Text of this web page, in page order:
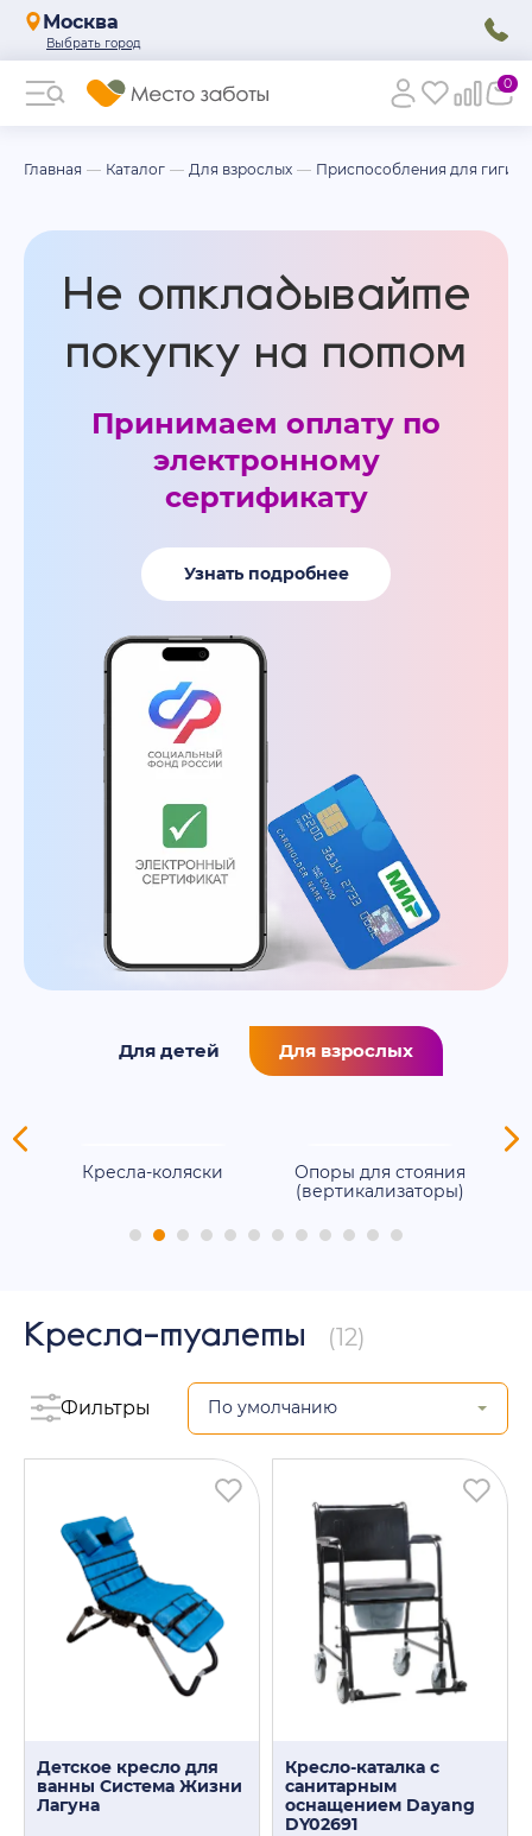
Москва
0
Главная Каталог Для взрослых Приспособления для
Не откладывайте
покупку на потом
Принимаем оплату по
электронному
сертификату
Узнать подробнее
Для детей Для взрослых
Кресла-коляски
Опоры для стояния
(вертикализаторы)
Кресла-туалеты (12)
Фильтры
Детское кресло для
ванны Система Жизни
Лагуна
Кресло-каталка с
санитарным
оснащением Dayang
DY02691